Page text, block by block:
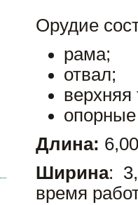
Орудие
рама;
отвал;
верхняя
Длина:
Ширина:
время